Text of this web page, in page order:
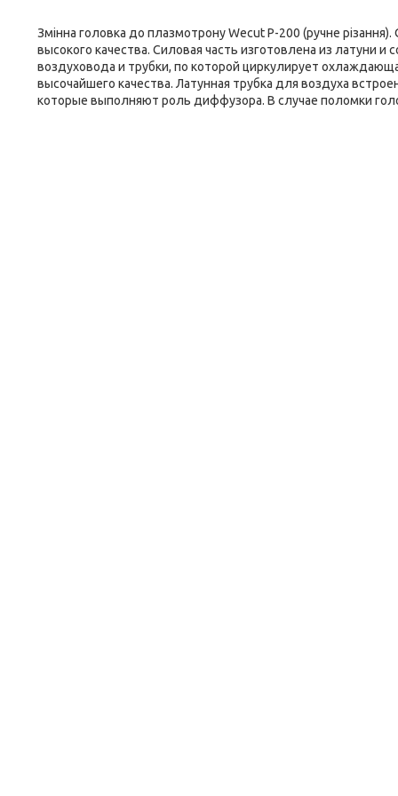
Змінна головка до плазмотрону Wecut P-200 (ручне
высокого качества. Силовая часть изготовлена из латуни
воздуховода и трубки, по которой циркулирует
высочайшего качества. Латунная трубка для воздуха
которые выполняют роль диффузора. В случае поломки